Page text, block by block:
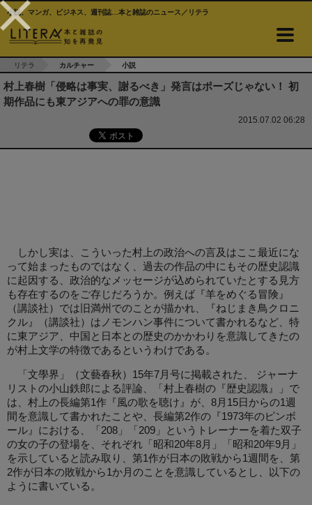
小説、マンガ、ビジネス、週刊誌…本と雑誌のニュース／リテラ
リテラ カルチャー 小説
村上春樹「侵略は事実、謝るべき」発言はポーズじゃない！ 初
期作品にも東アジアへの罪の意識
2015.07.02 06:28
しかし実は、こういった村上の政治への言及はここ最近にな
って始まったものではなく、過去の作品の中にもその歴史認識
に起因する、政治的なメッセージが込められていたとする見方
も存在するのをご存じだろうか。例えば『羊をめぐる冒険』
（講談社）では旧満州でのことが描かれ、『ねじまき鳥クロニ
クル』（講談社）はノモンハン事件について書かれるなど、特
に東アジア、中国と日本との歴史のかかわりを意識してきたの
が村上文学の特徴であるというわけである。
「文學界」（文藝春秋）15年7月号に掲載された、 ジャーナ
リストの小山鉄郎による評論、「村上春樹の『歴史認識』」で
は、村上の長編第1作『風の歌を聴け』が、8月15日からの1週
間を意識して書かれたことや、長編第2作の『1973年のピンボ
ール』における、「208」「209」というトレーナーを着た双子
の女の子の登場を、それぞれ「昭和20年8月」「昭和20年9月」
を示していると読み取り、第1作が日本の敗戦から1週間を、第
2作が日本の敗戦から1か月のことを意識しているとし、以下の
ように書いている。